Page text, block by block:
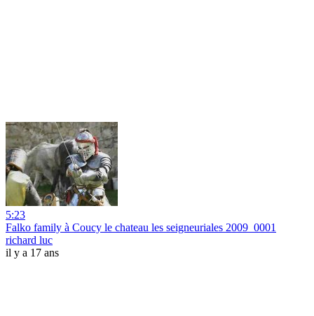
5:23
Falko family à Coucy le chateau les seigneuriales 2009_0001
richard luc
il y a 17 ans